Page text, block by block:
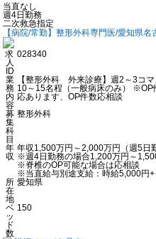
当直なし
週4日勤務
二次救急指定
【病院/常勤】整形外科専門医/愛知県
求
人
ID
028340
業
務
内
容
【整形外科 外来診療】週2～3コ
10～15名程（一般病床のみ） ※OP
応あります、OP件数応相談
募
集
科
目
整形外科
年
収
年収1,500万円～2,000万円（週5日
※週4日勤務の場合1,200万円～
※脊椎のOP可能な場合は応相談
※当直給与別途支給：時給5,000円
所
在
地
愛知県
ベ
ッ
ド
数
150